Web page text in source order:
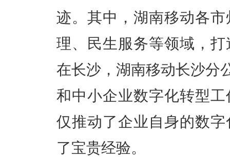
迹。其中，湖南移动各
理、民生服务等领域，
在长沙，湖南移动长沙分
和中小企业数字化转型
仅推动了企业自身的数
了宝贵经验。